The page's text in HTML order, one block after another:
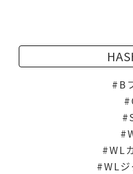
B
WL
WL